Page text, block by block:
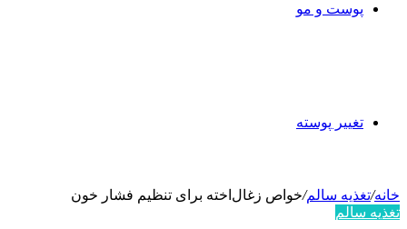
پوست و مو
تغییر پوسته
خانه/تغذیه سالم/خواص زغال‌اخته برای تنظیم فشار خون
تغذیه سالم